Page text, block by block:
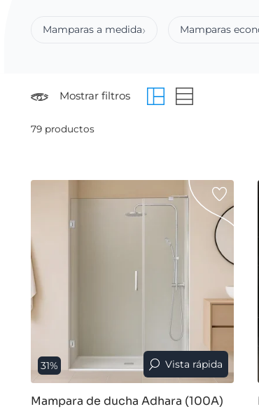
Mamparas a medida Mamparas
Mostrar filtros
79 productos
31% Vista rápida
Mampara de ducha Adhara (100A)